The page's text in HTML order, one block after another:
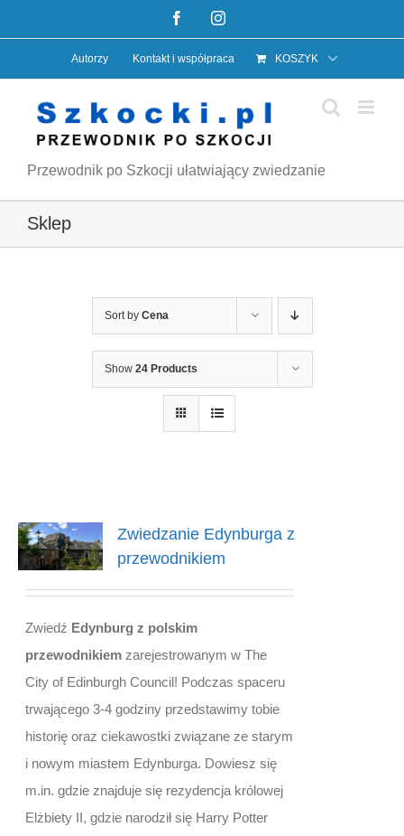
do
FacebookInstagram
Autorzy Kontakt i współpraca KOSZYK
Przewodnik po Szkocji ułatwiający zwiedzanie
Sklep
Sort by Cena
Show 24 Products
Zwiedzanie Edynburga z
przewodnikiem
Zwiedź Edynburg z polskim
przewodnikiem zarejestrowanym w The
City of Edinburgh Council! Podczas spaceru
trwającego 3-4 godziny przedstawimy tobie
historię oraz ciekawostki związane ze starym
i nowym miastem Edynburga. Dowiesz się
m.in. gdzie znajduje się rezydencja królowej
Elżbiety II, gdzie narodził się Harry Potter